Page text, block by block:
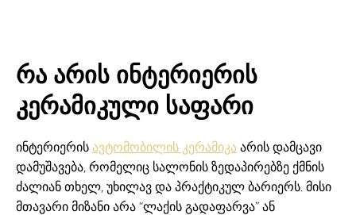
რა არის ინტერიერის
კერამიკული საფარი
ინტერიერის ავტომობილის კერამიკა არის დამცავი
დამუშავება, რომელიც სალონის ზედაპირებზე ქმნის
ძალიან თხელ, უხილავ და პრაქტიკულ ბარიერს. მისი
მთავარი მიზანი არა “ლაქის გადაფარვა” ან